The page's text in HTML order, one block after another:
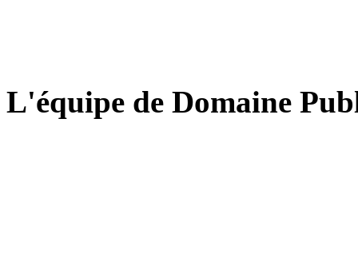
L'équipe de Domaine